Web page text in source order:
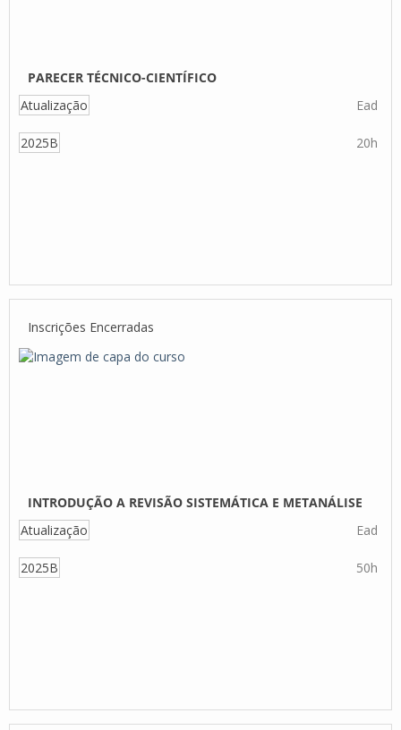
PARECER TÉCNICO-CIENTÍFICO
Atualização
Ead
2025B 20h
Inscrições Encerradas
INTRODUÇÃO A REVISÃO SISTEMÁTICA E METANÁLISE
Atualização
Ead
2025B 50h